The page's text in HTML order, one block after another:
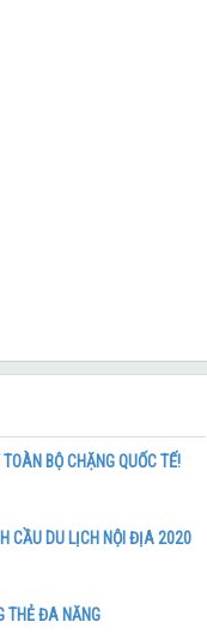
BỘ CHẶNG QUỐC TẾ!
CẦU DU LỊCH NỘI ĐỊA 2020
THẺ ĐA NĂNG